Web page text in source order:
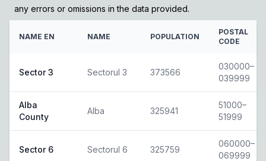
any errors or omissions in the data provided.
NAME EN NAME POPULATION
POSTAL
CODE
Sector 3 Sectorul 3 373566
030000–
039999
Alba
County
Alba 325941
51000–
51999
Sector 6 Sectorul 6 325759
060000–
069999